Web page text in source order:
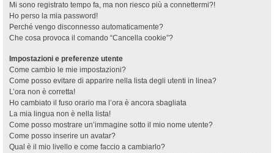
Mi sono registrato tempo fa, ma non riesco più a connettermi?!
Ho perso la mia password!
Perché vengo disconnesso automaticamente?
Che cosa provoca il comando “Cancella cookie”?
Impostazioni e preferenze utente
Come cambio le mie impostazioni?
Come posso evitare di apparire nella lista degli utenti in linea?
L’ora non è corretta!
Ho cambiato il fuso orario ma l’ora è ancora sbagliata
La mia lingua non è nella lista!
Come posso mostrare un’immagine sotto il mio nome utente?
Come posso inserire un avatar?
Qual è il mio livello e come faccio a cambiarlo?